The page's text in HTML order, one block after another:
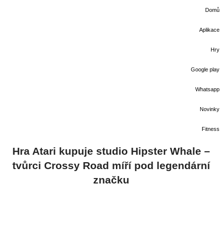
Domů
Aplikace
Hry
Google play
Whatsapp
Novinky
Fitness
Hra Atari kupuje studio Hipster Whale –
tvůrci Crossy Road míří pod legendární
značku